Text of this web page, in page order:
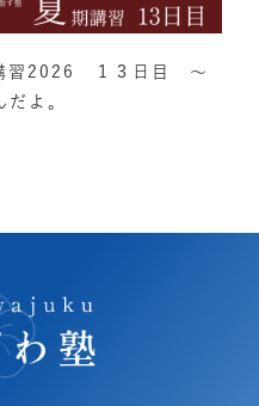
習2026 １３日目 ～
よ。